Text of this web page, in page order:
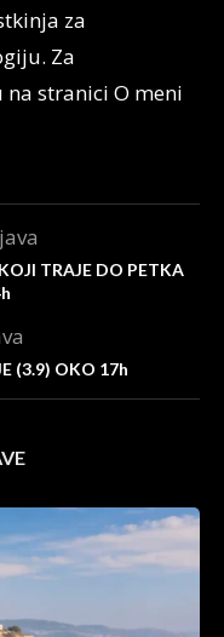
za
Za
stranici O meni
TRAJE DO PETKA
(3.9) OKO 17h